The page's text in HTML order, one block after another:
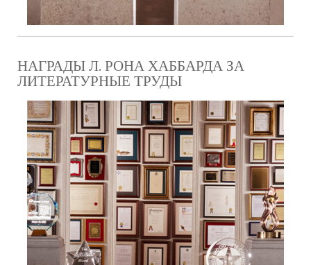
НАГРАДЫ Л. РОНА ХАББАРДА ЗА
ЛИТЕРАТУРНЫЕ ТРУДЫ